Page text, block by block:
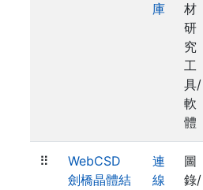
庫
材
研
究
工
具/
軟
體
⠿
WebCSD
劍橋晶體結
連
線
圖
錄/